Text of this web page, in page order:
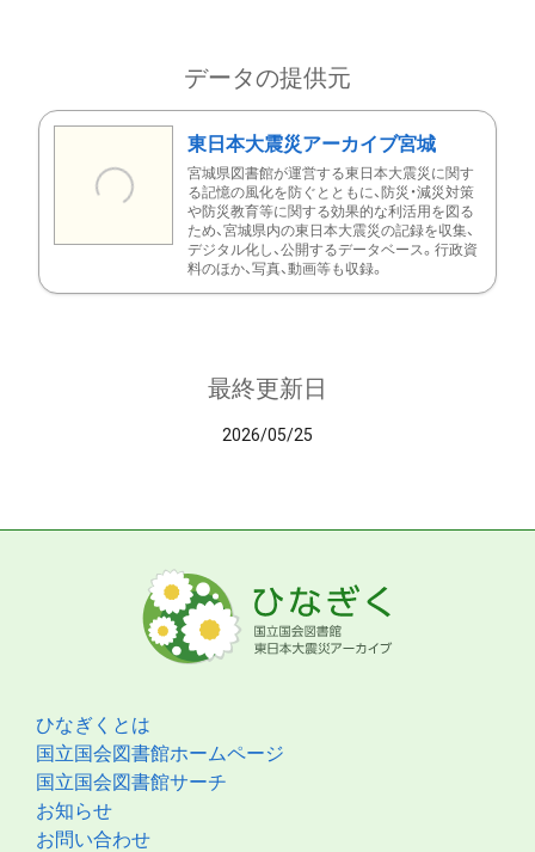
データの提供元
東日本大震災アーカイブ宮城
宮城県図書館が運営する東日本大震災に関す
る記憶の風化を防ぐとともに、防災・減災対策
や防災教育等に関する効果的な利活用を図る
ため、宮城県内の東日本大震災の記録を収集、
デジタル化し、公開するデータベース。行政資
料のほか、写真、動画等も収録。
最終更新日
2026/05/25
ひなぎくとは
国立国会図書館ホームページ
国立国会図書館サーチ
お知らせ
お問い合わせ